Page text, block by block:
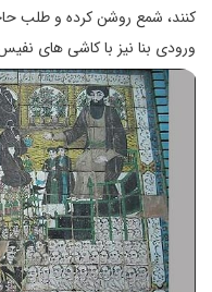
کنند، شمع روشن کرده و طلب
ورودی بنا نیز با کاشی های